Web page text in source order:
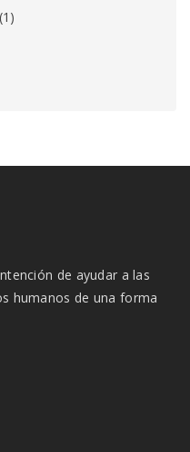
(1)
de ayudar a las
humanos de una forma